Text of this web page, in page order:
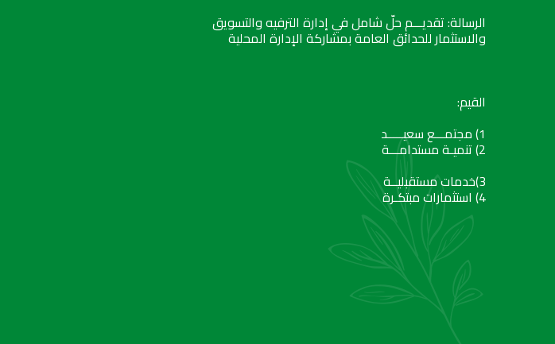
الرسالة: تقديـــم حلّ شامل في إدارة الترفيه والتسويق
والاستثمار للحدائق العامة بمشاركة الإدارة المحلية
القيم:
1) مجتمـــع سعيـــــد
2) تنميـة مستدامـــة
3)خدمات مستقبليــة
4) استثمارات مبتكـرة